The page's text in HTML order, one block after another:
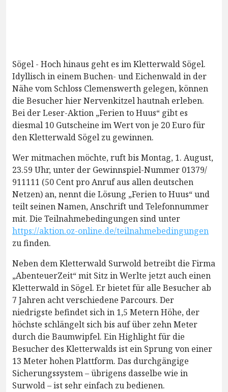
Sögel - Hoch hinaus geht es im Kletterwald Sögel.
Idyllisch in einem Buchen- und Eichenwald in der
Nähe vom Schloss Clemenswerth gelegen, können
die Besucher hier Nervenkitzel hautnah erleben.
Bei der Leser-Aktion „Ferien to Huus“ gibt es
diesmal 10 Gutscheine im Wert von je 20 Euro für
den Kletterwald Sögel zu gewinnen.
Wer mitmachen möchte, ruft bis Montag, 1. August,
23.59 Uhr, unter der Gewinnspiel-Nummer 01379/
911111 (50 Cent pro Anruf aus allen deutschen
Netzen) an, nennt die Lösung „Ferien to Huus“ und
teilt seinen Namen, Anschrift und Telefonnummer
mit. Die Teilnahmebedingungen sind unter
https://aktion.oz-online.de/teilnahmebedingungen
zu finden.
Neben dem Kletterwald Surwold betreibt die Firma
„AbenteuerZeit“ mit Sitz in Werlte jetzt auch einen
Kletterwald in Sögel. Er bietet für alle Besucher ab
7 Jahren acht verschiedene Parcours. Der
niedrigste befindet sich in 1,5 Metern Höhe, der
höchste schlängelt sich bis auf über zehn Meter
durch die Baumwipfel. Ein Highlight für die
Besucher des Kletterwalds ist ein Sprung von einer
13 Meter hohen Plattform. Das durchgängige
Sicherungssystem – übrigens dasselbe wie in
Surwold – ist sehr einfach zu bedienen.